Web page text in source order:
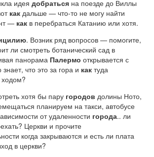
идея добраться на поезде до Виллы
как дальше — что-то не могу найти
— как в перебраться Катанию или хотя.
. Возник ряд вопросов — помогите,
ли смотреть ботанический сад в
панорама Палермо открывается с
что это за гора и как туда
хотя бы пару городов долины Ното,
планируем на такси, автобусе
от удаленности города.. ли
Церкви и прочите
когда закрываются и есть ли плата
в церкви?